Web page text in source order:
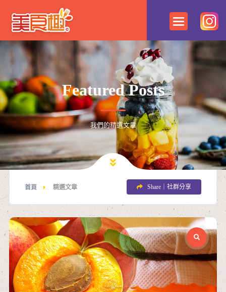
Featured Posts
我們的精選文章
首頁 精選文章 Share｜社群分享